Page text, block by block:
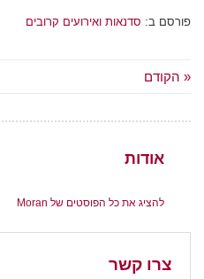
פורסם ב: סדנאות ואירועים קרובים
« הקודם
אודות
להציג את כל הפוסטים של Moran
צרו קשר